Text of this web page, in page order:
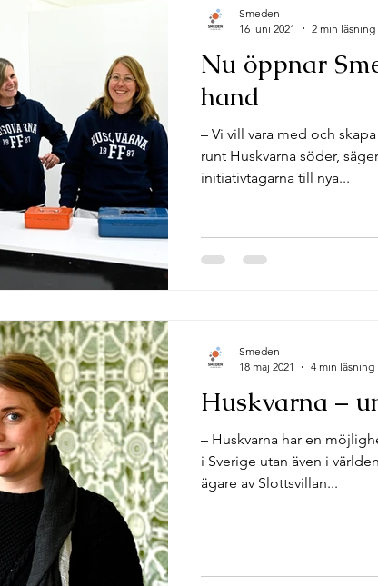
Nu öppnar
hand
– Vi vill vara med och
runt Huskvarna söder,
initiativtagarna till nya...
Smeden
16 juni 2021
2 min läsning
Huskvarna –
– Huskvarna har en
i Sverige utan även i
ägare av Slottsvillan...
Smeden
18 maj 2021
4 min läsning